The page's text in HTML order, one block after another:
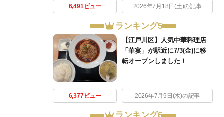
6,491ビュー 2026年7月18日(土)の記事
ランキング5
【江戸川区】人気中華料理店
「華宴」が駅近に7/3(金)に移
転オープンしました！
6,377ビュー 2026年7月9日(木)の記事
ランキング6